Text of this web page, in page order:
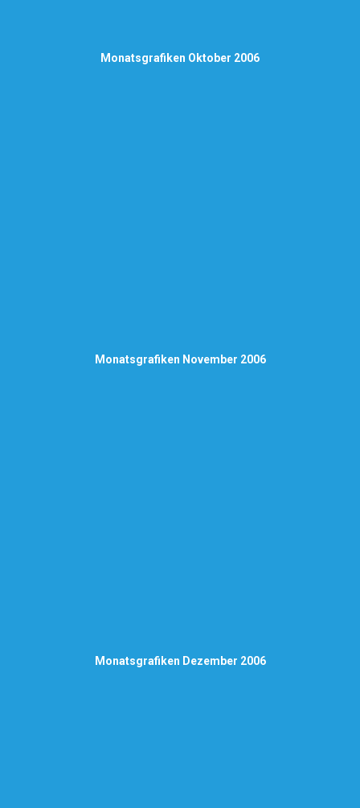
Monatsgrafiken Oktober 2006
Monatsgrafiken November 2006
Monatsgrafiken Dezember 2006